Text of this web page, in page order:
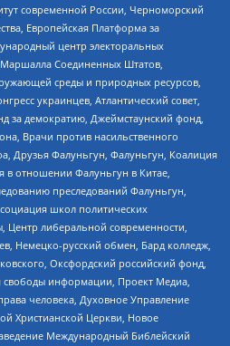
современной России, Черноморский
Европейская Платформа за
центр электоральных
Соединенных Штатов,
среды и природных ресурсов,
украинцев, Атлантический совет,
за демократию, Джеймстаунский фонд,
Врачи против насильственного
Друзья Фалуньгун, Фалуньгун, Коалиция
в отношении Фалуньгун в Китае,
преследований Фалуньгун,
школ политических
Центр либеральной современности,
Немецко-русский обмен, Бард колледж,
Оксфордский российский фонд,
информации, Проект Медиа,
человека, Духовное Управление
Христианской Церкви, Новое
Международный Библейский